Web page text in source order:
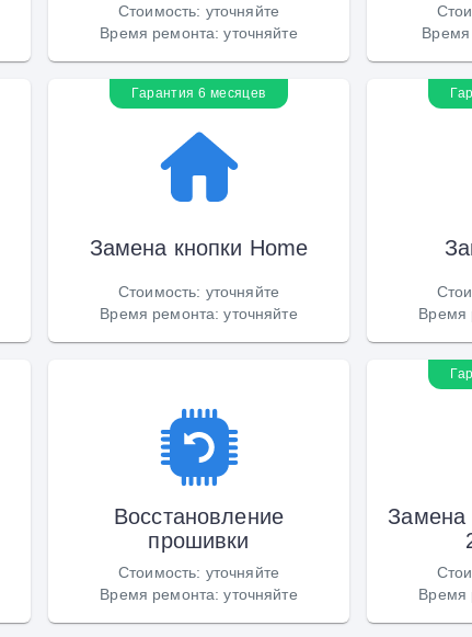
Стоимость: уточняйте
Время ремонта:уточняйте
Время
Гарантия 6 месяцев
Замена кнопки Home
Стоимость: уточняйте
Время ремонта:уточняйте
Время
Восстановление
прошивки
Стоимость: уточняйте
Время ремонта:уточняйте
Замена
Время